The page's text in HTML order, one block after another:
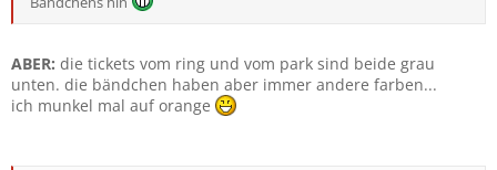
ABER: die tickets vom ring und vom park sind beide grau
unten. die bändchen haben aber immer andere farben...
ich munkel mal auf orange